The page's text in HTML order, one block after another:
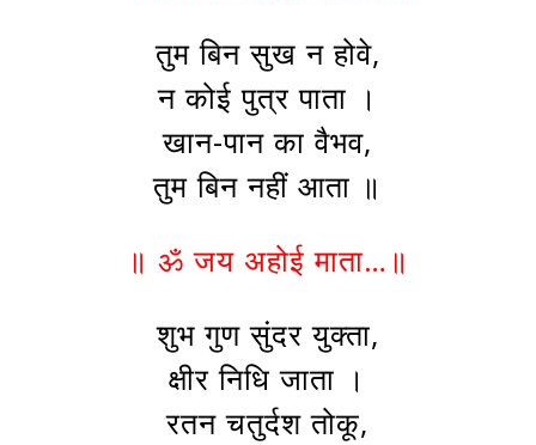
तुम बिन सुख न होवे,
न कोई पुत्र पाता ।
खान-पान का वैभव,
तुम बिन नहीं आता ॥
॥ ॐ जय अहोई माता…॥
शुभ गुण सुंदर युक्ता,
क्षीर निधि जाता ।
रतन चतुर्दश तोकू,